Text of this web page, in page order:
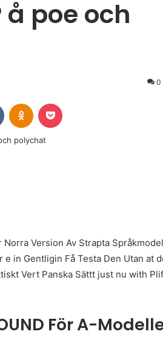
å poe och
0
VKontakteOdnoklassniki
Version Av Strapta
in Gentligin Få Testa Den Utan at
Vert Panska Sättt just nu with
För A-